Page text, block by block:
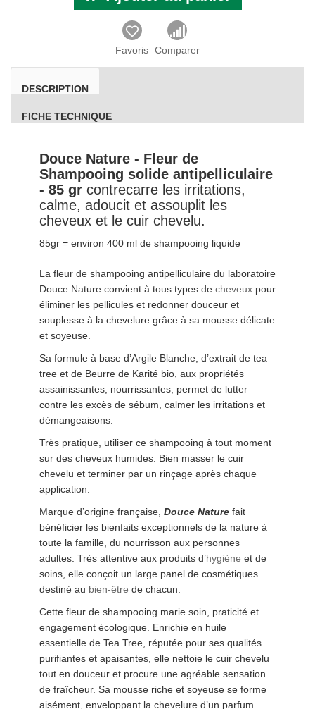
Favoris Comparer
DESCRIPTION
FICHE TECHNIQUE
Douce Nature - Fleur de
Shampooing solide antipelliculaire
- 85 gr contrecarre les irritations,
calme, adoucit et assouplit les
cheveux et le cuir chevelu.
85gr = environ 400 ml de shampooing liquide
La fleur de shampooing antipelliculaire du laboratoire
Douce Nature convient à tous types de cheveux pour
éliminer les pellicules et redonner douceur et
souplesse à la chevelure grâce à sa mousse délicate
et soyeuse.
Sa formule à base d’Argile Blanche, d’extrait de tea
tree et de Beurre de Karité bio, aux propriétés
assainissantes, nourrissantes, permet de lutter
contre les excès de sébum, calmer les irritations et
démangeaisons.
Très pratique, utiliser ce shampooing à tout moment
sur des cheveux humides. Bien masser le cuir
chevelu et terminer par un rinçage après chaque
application.
Marque d’origine française, Douce Nature fait
bénéficier les bienfaits exceptionnels de la nature à
toute la famille, du nourrisson aux personnes
adultes. Très attentive aux produits d’hygiène et de
soins, elle conçoit un large panel de cosmétiques
destiné au bien-être de chacun.
Cette fleur de shampooing marie soin, praticité et
engagement écologique. Enrichie en huile
essentielle de Tea Tree, réputée pour ses qualités
purifiantes et apaisantes, elle nettoie le cuir chevelu
tout en douceur et procure une agréable sensation
de fraîcheur. Sa mousse riche et soyeuse se forme
aisément, enveloppant la chevelure d’un parfum